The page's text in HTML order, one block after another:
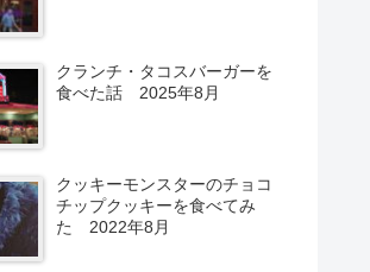
クランチ・タコスバーガーを
食べた話 2025年8月
クッキーモンスターのチョコ
チップクッキーを食べてみ
た 2022年8月